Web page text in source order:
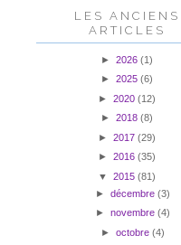
LES ANCIENS
ARTICLES
► 2026 (1)
► 2025 (6)
► 2020 (12)
► 2018 (8)
► 2017 (29)
► 2016 (35)
▼ 2015 (81)
►décembre(3)
►novembre(4)
►octobre(4)